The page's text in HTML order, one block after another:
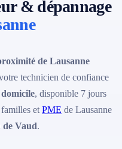
& dépannage
de Lausanne
technicien de confiance
, disponible 7 jours
et PME de Lausanne
de Vaud.